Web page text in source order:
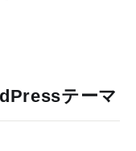
テーマ